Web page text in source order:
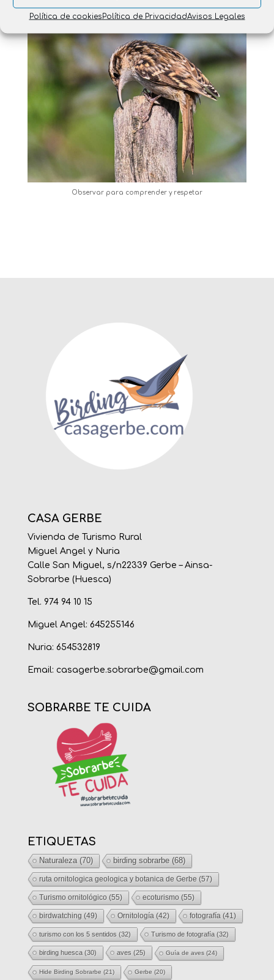
Política de cookies Política de PrivacidadAvisos Legales
Observar para comprender y respetar
CASA GERBE
Vivienda de Turismo Rural
Miguel Angel y Nuria
Calle San Miguel, s/n22339 Gerbe – Ainsa-
Sobrarbe (Huesca)
Tel. 974 94 10 15
Miguel Angel: 645255146
Nuria: 654532819
Email: casagerbe.sobrarbe@gmail.com
SOBRARBE TE CUIDA
ETIQUETAS
Naturaleza(70) birding sobrarbe(68)
ruta ornitologica geologica y botanica de Gerbe (57)
Turismo ornitológico (55) ecoturismo (55)
birdwatching (49) Ornitología (42) fotografía (41)
turismo con los 5 sentidos (32) Turismo de fotografía(32)
birding huesca(30) aves (25) Guía de aves(24)
Hide Birding Sobrarbe (21) Gerbe (20)